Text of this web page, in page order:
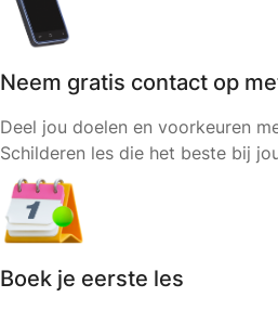
Neem gratis contact op
Deel jou doelen en voorkeuren
Schilderen les die het beste bij
Boek je eerste les